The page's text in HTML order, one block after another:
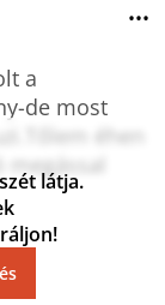
•••
a
de most
éhen
megással
látja.